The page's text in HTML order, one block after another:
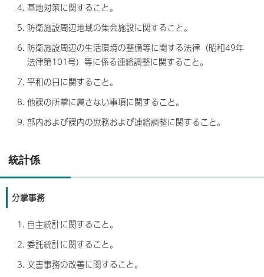
基地対策に関すること。
防衛施設周辺地域の集会施設に関すること。
防衛施設周辺の生活環境の整備等に関する法律（昭和49年
法律第101号）等に係る連絡調整に関すること。
平和の日に関すること。
他課の所掌に属さない事項に関すること。
部内および課内の庶務および連絡調整に関すること。
統計係
分掌事務
自主統計に関すること。
委託統計に関すること。
文書事務の改善に関すること。